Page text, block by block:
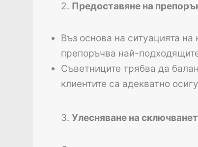
2. Предоставяне на
Въз основа на ситуацията
препоръчва най-
Съветниците трябва да
клиентите са адекватно
3. Улесняване на